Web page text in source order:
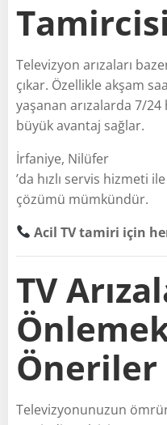
Televizyon arızaları
çıkar. Özellikle akşam
yaşanan arızalarda 7/
büyük avantaj sağlar.
İrfaniye, Nilüfer
’da hızlı servis hizmeti
çözümü mümkündür.
Acil TV tamiri için
TV
Öneriler
Televizyonunuzun